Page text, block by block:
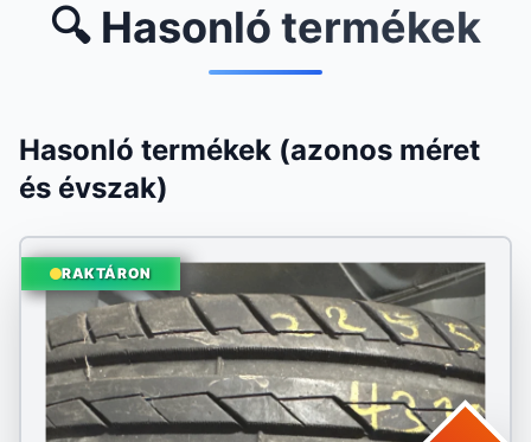
🔍 Hasonló termékek
Hasonló termékek (azonos méret
és évszak)
RAKTÁRON